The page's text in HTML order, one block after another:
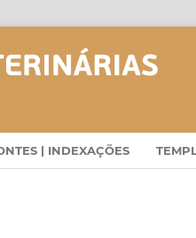
| INDEXAÇÕES